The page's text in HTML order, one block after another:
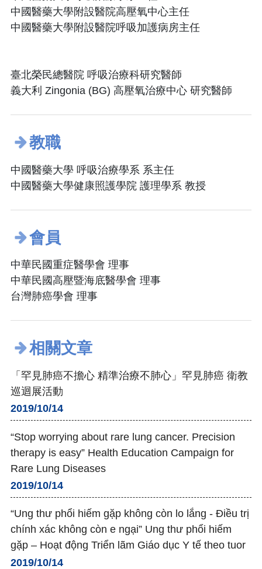
中國醫藥大學附設醫院高壓氧中心主任
中國醫藥大學附設醫院呼吸加護病房主任
臺北榮民總醫院 呼吸治療科研究醫師
義大利 Zingonia (BG) 高壓氧治療中心 研究醫師
教職
中國醫藥大學 呼吸治療學系 系主任
中國醫藥大學健康照護學院 護理學系 教授
會員
中華民國重症醫學會 理事
中華民國高壓暨海底醫學會 理事
台灣肺癌學會 理事
相關文章
「罕見肺癌不擔心 精準治療不肺心」罕見肺癌 衛教
巡迴展活動
2019/10/14
“Stop worrying about rare lung cancer. Precision
therapy is easy” Health Education Campaign for
Rare Lung Diseases
2019/10/14
“Ung thư phổi hiếm gặp không còn lo lắng - Điều trị
chính xác không còn e ngại” Ung thư phổi hiếm
gặp – Hoạt động Triển lãm Giáo dục Y tế theo tuor
2019/10/14